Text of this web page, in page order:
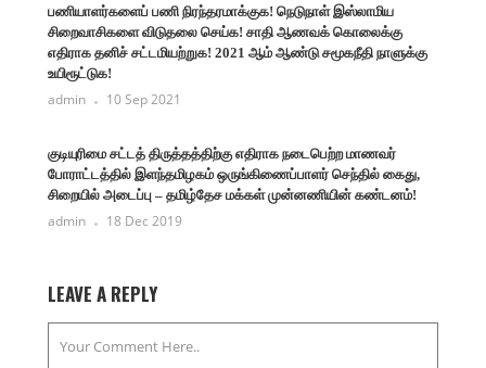
பணியாளர்களைப் பணி நிரந்தரமாக்குக! நெடுநாள் இஸ்லாமிய
சிறைவாசிகளை விடுதலை செய்க! சாதி ஆணவக் கொலைக்கு
எதிராக தனிச் சட்டமியற்றுக! 2021 ஆம் ஆண்டு சமூகநீதி நாளுக்கு
உயிரூட்டுக!
admin 10 Sep 2021
குடியுரிமை சட்டத் திருத்தத்திற்கு எதிராக நடைபெற்ற மாணவர்
போராட்டத்தில் இளந்தமிழகம் ஒருங்கிணைப்பாளர் செந்தில் கைது,
சிறையில் அடைப்பு – தமிழ்தேச மக்கள் முன்னணியின் கண்டனம்!
admin 18 Dec 2019
LEAVE A REPLY